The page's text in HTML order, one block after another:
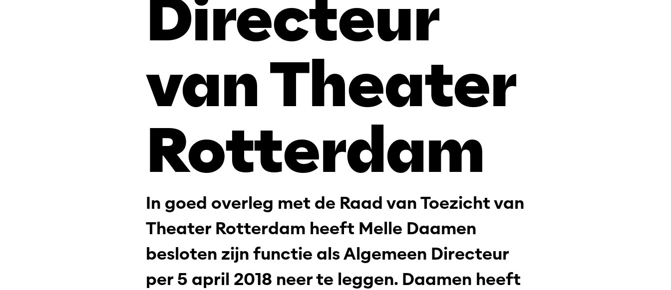
Directeur
van Theater
Rotterdam
In goed overleg met de Raad van Toezicht van
Theater Rotterdam heeft Melle Daamen
besloten zijn functie als Algemeen Directeur
per 5 april 2018 neer te leggen. Daamen heeft